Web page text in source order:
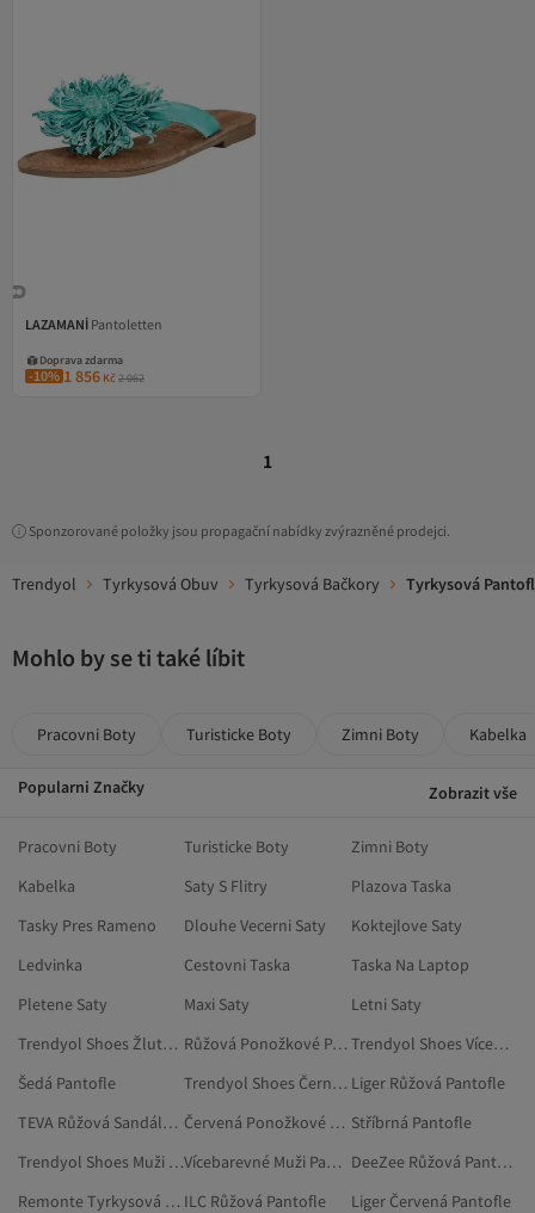
LAZAMANİ Pantoletten
Doprava zdarma
-10% 1 856 Kč 2 062
1
Sponzorované položky jsou propagační nabídky zvýrazněné prodejci.
Trendyol Tyrkysová Obuv Tyrkysová Bačkory Tyrkysová
Mohlo by se ti také líbit
Pracovni Boty Turisticke Boty Zimni Boty Kabelka
Popularni Značky Zobrazit vše
Pracovni Boty Turisticke Boty
Zimni Boty
Kabelka
Saty S Flitry
Plazova Taska
Tasky Pres Rameno
Dlouhe Vecerni Saty
Koktejlove Saty
Ledvinka
Cestovni Taska
Taska Na Laptop
Pletene Saty
Maxi Saty
Letni Saty
Trendyol Shoes Žlutá Pantofle
Růžová Ponožkové Pantofle
Trendyol Shoes Vícebarevné Pantofle
Šedá Pantofle
Trendyol Shoes Černá Pantofle Liger Růžová Pantofle
TEVA Růžová Sandály A Pantofle
Červená Ponožkové Pantofle Stříbrná Pantofle
Trendyol Shoes Muži Pantofle
Vícebarevné Muži Pantofle
DeeZee Růžová Pantofle
Remonte Tyrkysová Pantofle ILC Růžová Pantofle
Liger Červená Pantofle